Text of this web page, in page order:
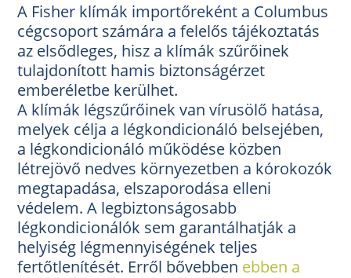
A Fisher klímák importőreként a Columbus
cégcsoport számára a felelős tájékoztatás
az elsődleges, hisz a klímák szűrőinek
tulajdonított hamis biztonságérzet
emberéletbe kerülhet.
A klímák légszűrőinek van vírusölő hatása,
melyek célja a légkondicionáló belsejében,
a légkondicionáló működése közben
létrejövő nedves környezetben a kórokozók
megtapadása, elszaporodása elleni
védelem. A legbiztonságosabb
légkondicionálók sem garantálhatják a
helyiség légmennyiségének teljes
fertőtlenítését. Erről bővebben ebben a